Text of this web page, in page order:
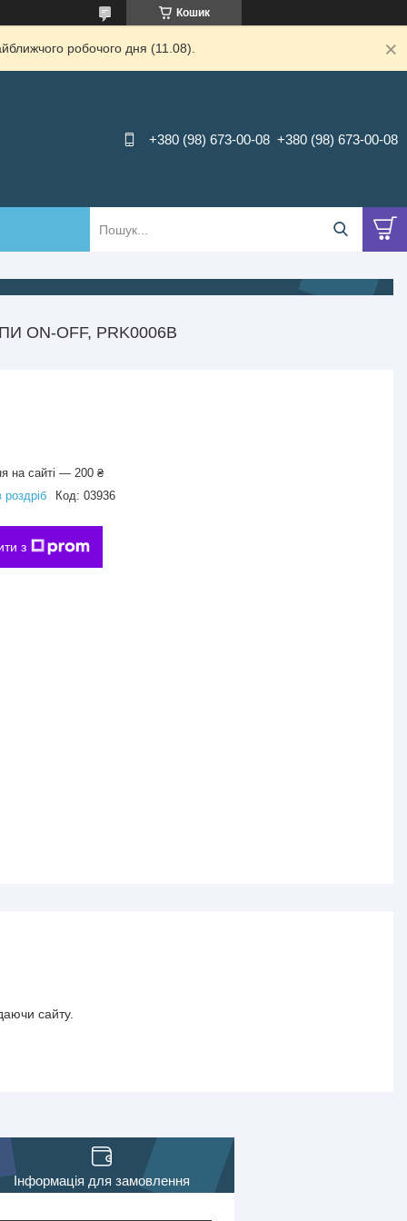
Кошик
робочого дня (11.08).
+380 (98) 673-00-08 +380 (98) 673-00-08
ON-OFF, PRK0006В
на сайті — 200 ₴
Код: 03936
з
сайту.
Інформація для замовлення